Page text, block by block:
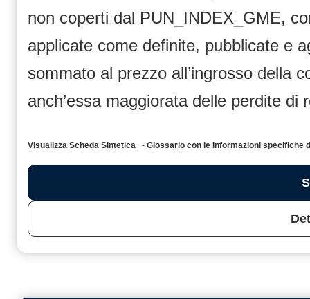
non coperti dal PUN_INDEX_GME,
applicate come definite, pubblicate e
sommato al prezzo all’ingrosso della
anch’essa maggiorata delle perdite di
Visualizza Scheda Sintetica - Glossario con le informazioni